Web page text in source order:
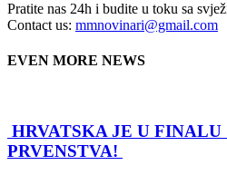
Pratite nas 24h i budite u toku sa
Contact us: mmnovinari@gmail.com
EVEN MORE NEWS
HRVATSKA JE U FINALU
PRVENSTVA!